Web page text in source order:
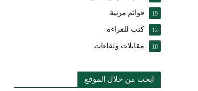
قوائم مرئية 19
كتب للقراءة 12
مقابلات ولقاءات 10
ابحث من خلال الموقع